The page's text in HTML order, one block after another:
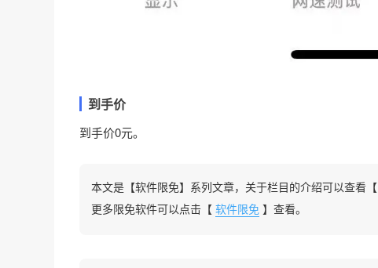
到手价
到手价0元。
本文是【软件限免】系列文章，关于栏目的介绍可以查看【
更多限免软件可以点击【 软件限免 】查看。